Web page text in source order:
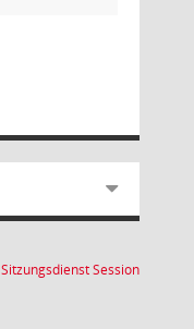
SitzungsdienstSession(Wird in